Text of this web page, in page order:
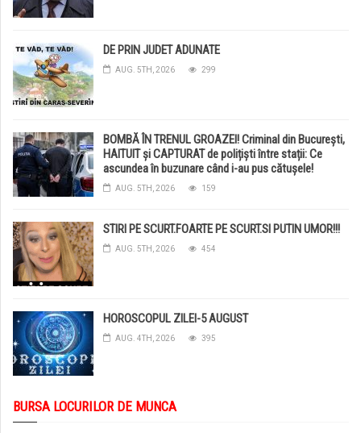
DE PRIN JUDET ADUNATE
AUG. 5TH, 2026 299
BOMBĂ ÎN TRENUL GROAZEI! Criminal din București,
HAITUIT și CAPTURAT de polițiști între stații: Ce
ascundea în buzunare când i-au pus cătușele!
AUG. 5TH, 2026 159
STIRI PE SCURT.FOARTE PE SCURT.SI PUTIN UMOR!!!
AUG. 5TH, 2026 454
HOROSCOPUL ZILEI-5 AUGUST
AUG. 4TH, 2026 395
BURSA LOCURILOR DE MUNCA